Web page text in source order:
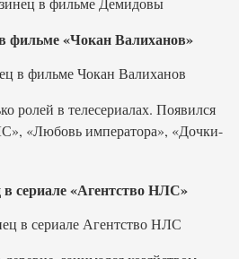
фильме «Чокан Валиханов»
ролей в телесериалах. Появился
«Любовь императора», «Дочки-
сериале «Агентство НЛС»